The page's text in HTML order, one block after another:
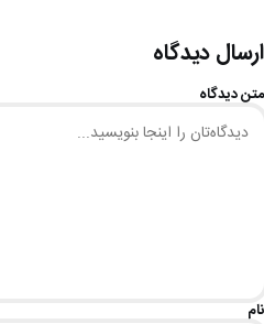
ارسال دیدگاه
متن دیدگاه
نام